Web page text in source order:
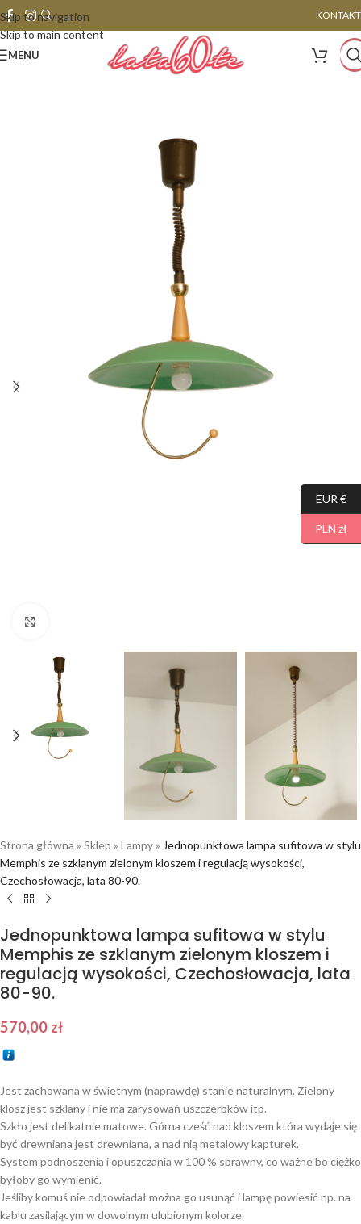
Skip to navigation
Skip to main content
KONTAKT
MENU
Strona główna » Sklep » Lampy» Jednopunktowa lampa sufitowa w stylu
Memphis ze szklanym zielonym kloszem i regulacją wysokości,
Czechosłowacja, lata 80-90.
Jednopunktowa lampa sufitowa w stylu
Memphis ze szklanym zielonym kloszem i
regulacją wysokości, Czechosłowacja, lata
80-90.
570,00 zł
Jest zachowana w świetnym (naprawdę) stanie naturalnym. Zielony
klosz jest szklany i nie ma zarysowań uszczerbków itp.
Szkło jest delikatnie matowe. Górna cześć nad kloszem która wydaje się
być drewniana jest drewniana, a nad nią metalowy kapturek.
System podnoszenia i opuszczania w 100 % sprawny, co ważne bo ciężko
byłoby go wymienić.
Jeśliby komuś nie odpowiadał można go usunąć i lampę powiesić np. na
kablu zasilającym w dowolnym ulubionym kolorze.
EUR €
PLN zł